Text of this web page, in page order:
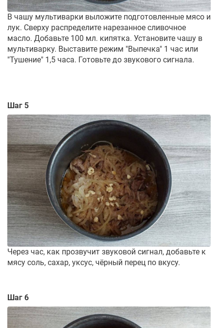
В чашу мультиварки выложите подготовленные мясо и
лук. Сверху распределите нарезанное сливочное
масло. Добавьте 100 мл. кипятка. Установите чашу в
мультиварку. Выставите режим "Выпечка" 1 час или
"Тушение" 1,5 часа. Готовьте до звукового сигнала.
Шаг 5
Через час, как прозвучит звуковой сигнал, добавьте к
мясу соль, сахар, уксус, чёрный перец по вкусу.
Шаг 6